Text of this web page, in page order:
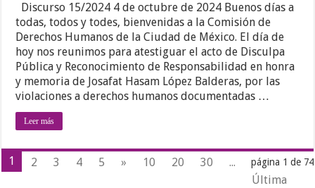
Discurso 15/2024 4 de octubre de 2024 Buenos días a
todas, todos y todes, bienvenidas a la Comisión de
Derechos Humanos de la Ciudad de México. El día de
hoy nos reunimos para atestiguar el acto de Disculpa
Pública y Reconocimiento de Responsabilidad en honra
y memoria de Josafat Hasam López Balderas, por las
violaciones a derechos humanos documentadas …
Leer más
página 1 de 74
1 2 3 4 5 » 10 20 30
...
Última